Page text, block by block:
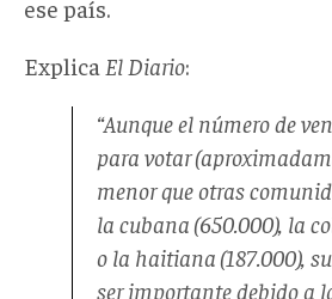
ese país.
Explica El Diario:
“Aunque el número de
para votar
menor que otras
la cubana (650.000), la
o la haitiana (187.000),
ser importante debido a